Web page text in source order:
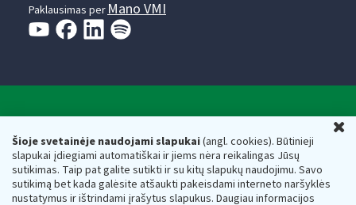
Šioje svetainėje naudojami slapukai(angl. cookies). Būtinieji
slapukai įdiegiami automatiškai ir jiems nėra reikalingas Jūsų
sutikimas. Taip pat galite sutikti ir su kitų slapukų naudojimu. Savo
sutikimą bet kada galėsite atšaukti pakeisdami interneto naršyklės
nustatymus ir ištrindami įrašytus slapukus. Daugiau informacijos
Paklausimas perMano VMI
Valstybinė mokesčių inspekcija prie Lietuvos
Respublikos finansų ministerijos
Biudžetinė įstaiga. Juridinio asmens kodas — 188659752,
adresas: Vasario 16-osios g. 14, 01107 Vilnius, Lietuva, el.paštas:
vmi@vmi.lt , E. pristatymo dėžutės adresas 188659752